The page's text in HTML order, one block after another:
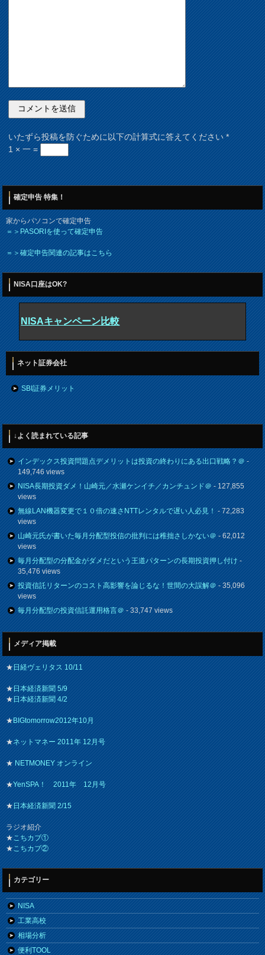
いたずら投稿を防ぐために以下の計算式に答えてください*
1 × 一 =
確定申告 特集！
家からパソコンで確定申告
＝＞PASORIを使って確定申告
＝＞確定申告関連の記事はこちら
NISA口座はOK?
NISAキャンペーン比較
ネット証券会社
SBI証券メリット
↓よく読まれている記事
インデックス投資問題点デメリットは投資の終わりにある出口戦略？＠-
149,746 views
NISA長期投資ダメ！山崎元／水瀬ケンイチ／カンチュンド＠- 127,855
views
無線LAN機器変更で１０倍の速さNTTレンタルで遅い人必見！- 72,283
views
山崎元氏が書いた毎月分配型投信の批判には稚拙さしかない＠- 62,012
views
毎月分配型の分配金がダメだという王道パターンの長期投資押し付け-
35,476 views
投資信託リターンのコスト高影響を論じるな！世間の大誤解＠- 35,096
views
毎月分配型の投資信託運用格言＠- 33,747 views
メディア掲載
★日経ヴェリタス 10/11
★日本経済新聞 5/9
★日本経済新聞 4/2
★BIGtomorrow2012年10月
★ネットマネー 2011年 12月号
★NETMONEY オンライン
★YenSPA！ 2011年 12月号
★日本経済新聞 2/15
ラジオ紹介
★こちカブ①
★こちカブ②
カテゴリー
NISA
工業高校
相場分析
便利TOOL